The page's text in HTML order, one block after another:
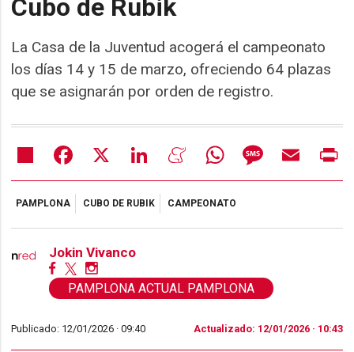
Cubo de Rubik
La Casa de la Juventud acogerá el campeonato
los días 14 y 15 de marzo, ofreciendo 64 plazas
que se asignarán por orden de registro.
Share Facebook LinkedIn MeneameWhatsAppMessageEmail
PAMPLONA CUBO DE RUBIK CAMPEONATO
Jokin Vivanco
PAMPLONA ACTUAL PAMPLONA
Publicado: 12/01/2026 ·09:40 Actualizado: 12/01/2026 · 10:43